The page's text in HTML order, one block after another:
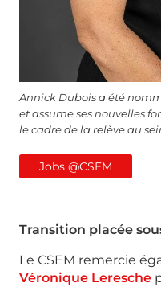
Annick Dubois a été
et assume ses nouvelles
le cadre de la relève au
Jobs @CSEM
Transition placée
Le CSEM remercie
Véronique Leresche